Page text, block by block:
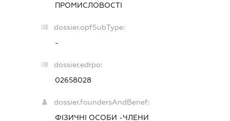
ПРОМИСЛОВОСТІ
dossier.opfSubType:
-
dossier.edrpo:
02658028
dossier.foundersAndBenef:
ФІЗИЧНІ ОСОБИ -ЧЛЕНИ